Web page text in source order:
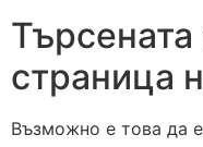
Търсената
страница
Възможно е това да